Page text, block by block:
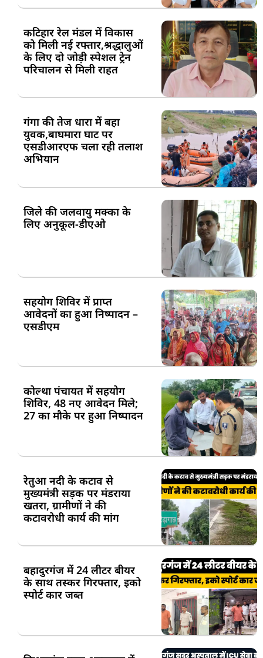
कटिहार रेल मंडल में विकास
को मिली नई रफ्तार,श्रद्धालुओं
के लिए दो जोड़ी स्पेशल ट्रेन
परिचालन से मिली राहत
गंगा की तेज धारा में बहा
युवक,बाघमारा घाट पर
एसडीआरएफ चला रही तलाश
अभियान
जिले की जलवायु मक्का के
लिए अनुकूल-डीएओ
सहयोग शिविर में प्राप्त
आवेदनों का हुआ निष्पादन –
एसडीएम
कोल्था पंचायत में सहयोग
शिविर, 48 नए आवेदन मिले;
27 का मौके पर हुआ निष्पादन
रेतुआ नदी के कटाव से
मुख्यमंत्री सड़क पर मंडराया
खतरा, ग्रामीणों ने की
कटावरोधी कार्य की मांग
बहादुरगंज में 24 लीटर बीयर
के साथ तस्कर गिरफ्तार, इको
स्पोर्ट कार जब्त